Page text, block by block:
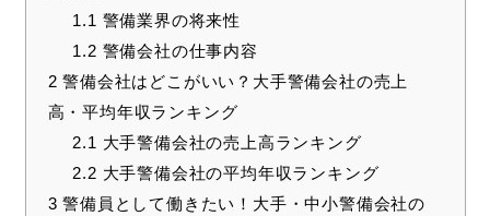
1.1 警備業界の将来性
1.2 警備会社の仕事内容
2 警備会社はどこがいい？大手警備会社の売上
高・平均年収ランキング
2.1 大手警備会社の売上高ランキング
2.2 大手警備会社の平均年収ランキング
3 警備員として働きたい！大手・中小警備会社の